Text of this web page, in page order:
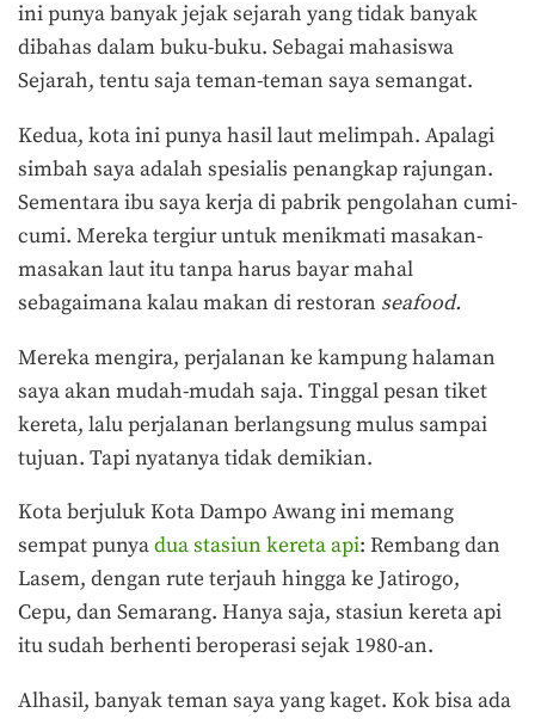
ini punya banyak jejak sejarah yang tidak banyak
dibahas dalam buku-buku. Sebagai mahasiswa
Sejarah, tentu saja teman-teman saya semangat.
Kedua, kota ini punya hasil laut melimpah. Apalagi
simbah saya adalah spesialis penangkap rajungan.
Sementara ibu saya kerja di pabrik pengolahan cumi-
cumi. Mereka tergiur untuk menikmati masakan-
masakan laut itu tanpa harus bayar mahal
sebagaimana kalau makan di restoran seafood.
Mereka mengira, perjalanan ke kampung halaman
saya akan mudah-mudah saja. Tinggal pesan tiket
kereta, lalu perjalanan berlangsung mulus sampai
tujuan. Tapi nyatanya tidak demikian.
Kota berjuluk Kota Dampo Awang ini memang
sempat punyadua stasiun kereta api: Rembang dan
Lasem, dengan rute terjauh hingga ke Jatirogo,
Cepu, dan Semarang. Hanya saja, stasiun kereta api
itu sudah berhenti beroperasi sejak 1980-an.
Alhasil, banyak teman saya yang kaget. Kok bisa ada